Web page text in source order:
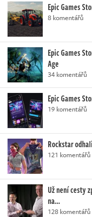
Epic Games
8 komentářů
Epic Games
Age
34 komentářů
Epic Games
19 komentářů
Rockstar
121 komentářů
Už není cesty
na…
128 komentářů